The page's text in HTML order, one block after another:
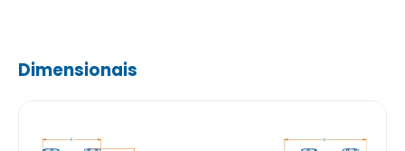
Dimensionais